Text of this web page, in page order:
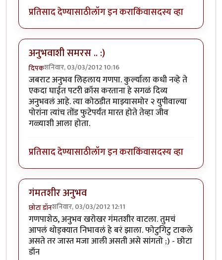
प्रतिसाद देण्यासाठीलॉग इन कराकिंवासदस्य व्हा
अनुभवाशी समरस .. :)
दिपकशनिवार, 03/03/2012 10:16
जबराट अनुभव लिहलाय गणपा. कुर्ल्याला कधी नव्हे ते
एकदा घाईत पटरी क्रॉस करताना हे सगळं दिव्य
अनुभवलं आहे. त्या कोठडीत माझ्यासमोर २ युपीवाल्या
पोरांना त्यांच तोंड फुटेपर्यंत मारत होते तेव्हा जीव
गळ्याशी आला होता.
प्रतिसाद देण्यासाठीलॉग इन कराकिंवासदस्य व्हा
गंमतशीर अनुभव
छोटा डॉनशनिवार, 03/03/2012 12:11
गणपाशेठ, अनुभव खरोखर गंमतशीर वाटला. तुमचं
आपलं थोड्क्यात निभावलं हे बरं झाला. फोटुगिटु टाकले
असते तर जास्त मजा आली असती असे सांगतो ;) - छोटा
डॉन